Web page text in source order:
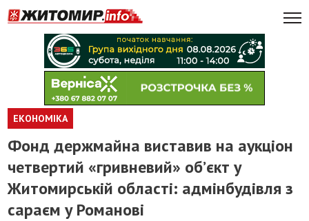
ЕКОНОМІКА
Фонд держмайна виставив на аукціон
четвертий «гривневий» об’єкт у
Житомирській області: адмінбудівля з
сараєм у Романові